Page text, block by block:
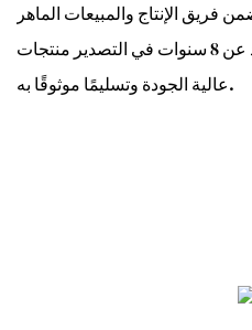
فريق الإنتاج والمبيعات الماهر
لدينا والذي يتمتع بخبرة تزيد عن 8 سنوات في التصدير منتجات
عالية الجودة وتسليمًا موثوقًا به.